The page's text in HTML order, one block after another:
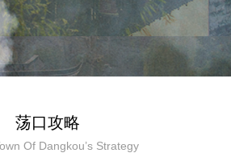
荡口攻略
Of Dangkou’s Strategy